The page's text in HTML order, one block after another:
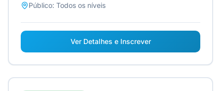
Público: Todos os níveis
Ver Detalhes e Inscrever